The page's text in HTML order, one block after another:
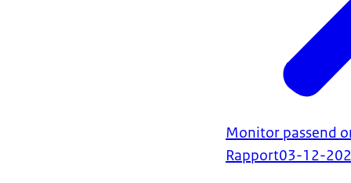
Monitor passend
Rapport03-12-